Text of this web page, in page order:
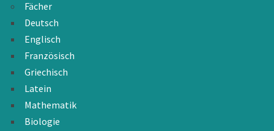
Fächer
Deutsch
Englisch
Französisch
Griechisch
Latein
Mathematik
Biologie